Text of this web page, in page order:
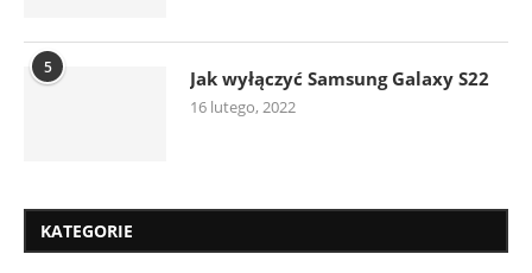
5 Jak wyłączyć Samsung Galaxy S22
16 lutego, 2022
KATEGORIE